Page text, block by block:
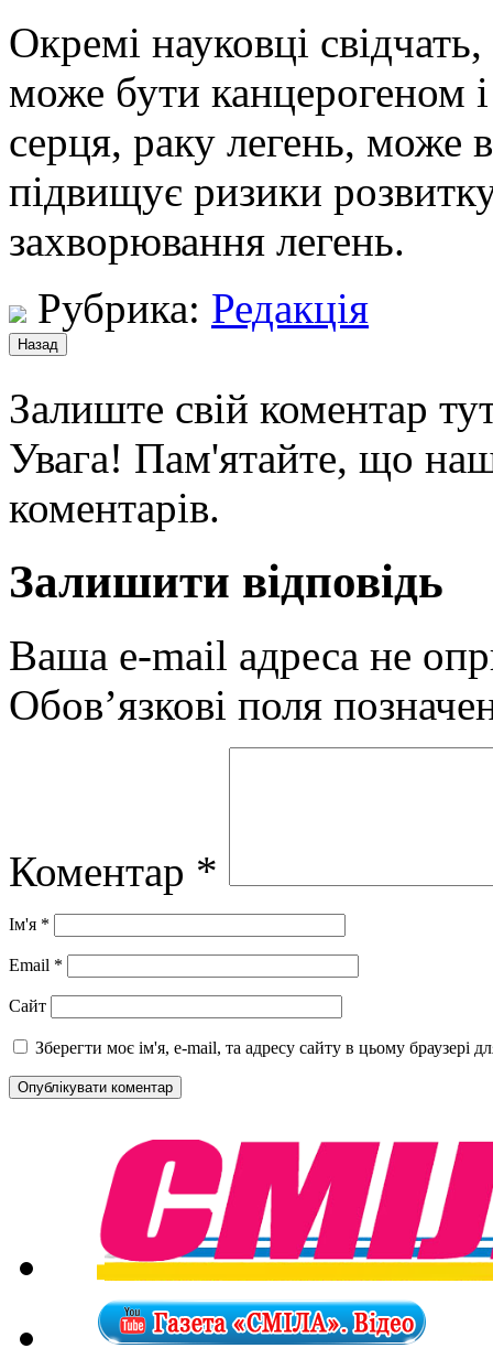
Окремі науковці
може бути канцерогеном
серця, раку легень, може
підвищує ризики
захворювання легень.
Рубрика: Редакція
Залиште свій коментар
Увага! Пам'ятайте, що
коментарів.
Залишити відповідь
Ваша e-mail адреса не
Обов’язкові поля
Коментар *
Ім'я *
Email *
Сайт
Зберегти моє ім'я, e-mail, та адресу сайту в цьому браузері